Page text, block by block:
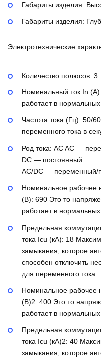
Габариты изделия:
Габариты изделия:
Электротехнические
Количество полюсов: 3
Номинальный ток In (А):
работает в
Частота тока (Гц): 50/60
переменного тока в
Род тока: ACAC —
DC — постоянный
AC/DC — переменный/
Номинальное рабочее
(В): 690 Это то
работает в
Предельная
тока Icu (кА): 18
замыкания, которое
способен отключить
для переменного тока.
Номинальное рабочее
(В)2: 400 Это то
работает в
Предельная
тока Icu (кА)2: 40
замыкания, которое